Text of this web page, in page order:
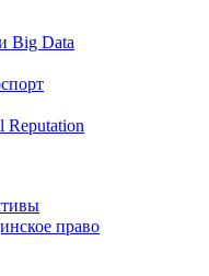
Big Data
Reputation
право